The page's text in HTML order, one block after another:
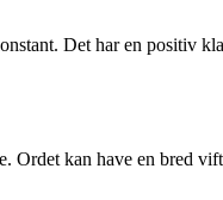
Det har en positiv
Ordet kan have en bred